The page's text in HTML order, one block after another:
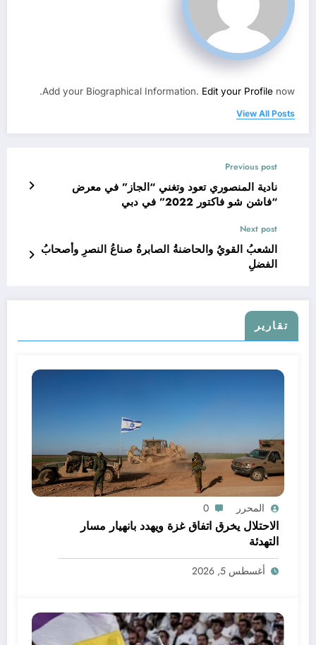
Add your Biographical Information. Edit your Profile now.
View All Posts
Previous post
نادية المنصوري تعود وتغني “الجاز” في معرض
“فاشن شو فاكتور 2022” في دبي
Next post
الشعبُ القويُ والحاضنةُ الصابرةُ صناعُ النصرِ وأصحابُ
الفضلِ
تقارير
المحرر 0
الاحتلال يخرق اتفاق غزة ويهدد بانهيار مسار
التهدئة
أغسطس 5, 2026